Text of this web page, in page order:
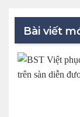
Bài viết